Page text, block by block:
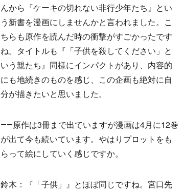
んから『ケーキの切れない非行少年たち』とい
う新書を漫画にしませんかと言われました。こ
ちらも原作を読んだ時の衝撃がすごかったです
ね。タイトルも『「子供を殺してください」と
いう親たち』同様にインパクトがあり、内容的
にも地続きのものを感じ、この企画も絶対に自
分が描きたいと思いました。
――原作は3冊まで出ていますが漫画は4月に12巻
が出て今も続いています。やはりプロットをも
らって絵にしていく感じですか。
鈴木：『「子供」』とほぼ同じですね。宮口先